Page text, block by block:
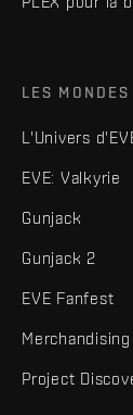
LES
L'Univers
EVE: Valkyrie
Gunjack
Gunjack 2
EVE Fanfest
Merchandising
Project